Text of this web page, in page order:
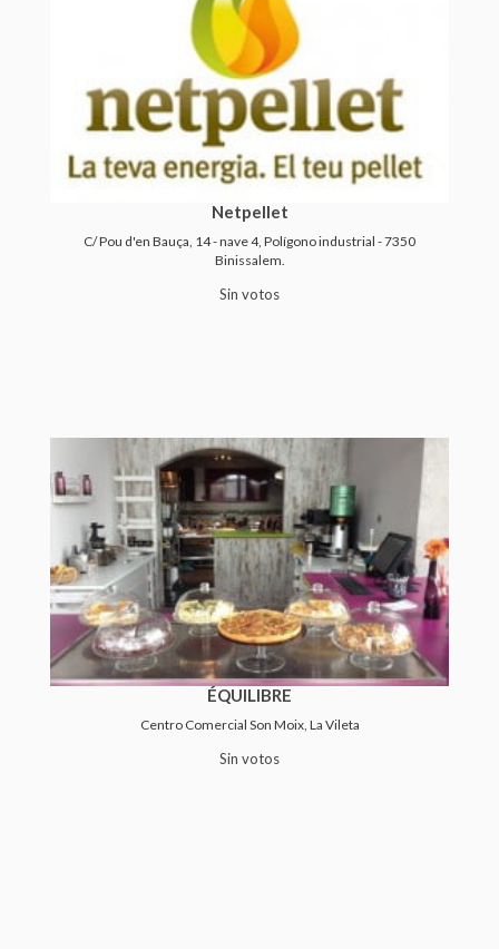
Netpellet
C/ Pou d'en Bauça, 14 - nave 4, Polígono industrial - 7350
Binissalem.
Sin votos
ÉQUILIBRE
Centro Comercial Son Moix, La Vileta
Sin votos